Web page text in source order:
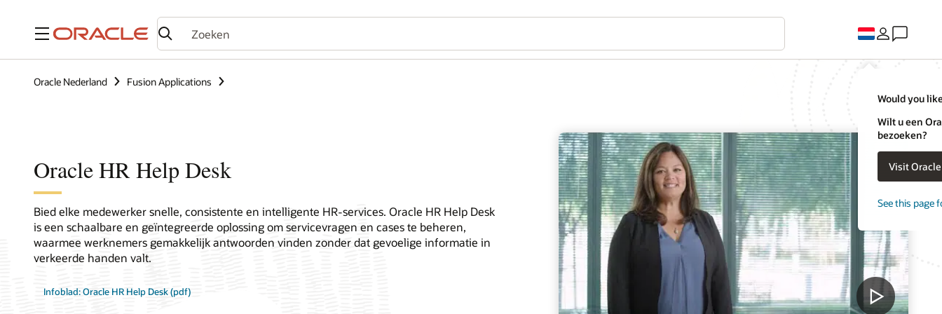
Menu
Would you
Wilt u een
bezoeken?
Visit
See this page
Oracle Nederland Fusion Applications
Oracle HR Help Desk
Bied elke medewerker snelle, consistente en intelligente HR-services. Oracle HR Help Desk
is een schaalbare en geïntegreerde oplossing om servicevragen en cases te beheren,
waarmee werknemers gemakkelijk antwoorden vinden zonder dat gevoelige informatie in
verkeerde handen valt.
Infoblad: Oracle HR Help Desk (pdf)